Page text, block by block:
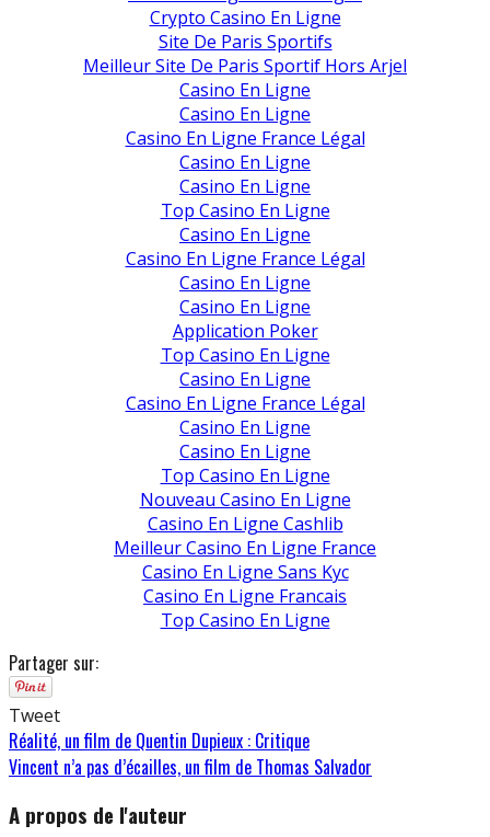
Crypto Casino En Ligne
Site De Paris Sportifs
Meilleur Site De Paris Sportif Hors Arjel
Casino En Ligne
Casino En Ligne
Casino En Ligne France Légal
Casino En Ligne
Casino En Ligne
Top Casino En Ligne
Casino En Ligne
Casino En Ligne France Légal
Casino En Ligne
Casino En Ligne
Application Poker
Top Casino En Ligne
Casino En Ligne
Casino En Ligne France Légal
Casino En Ligne
Casino En Ligne
Top Casino En Ligne
Nouveau Casino En Ligne
Casino En Ligne Cashlib
Meilleur Casino En Ligne France
Casino En Ligne Sans Kyc
Casino En Ligne Francais
Top Casino En Ligne
Partager sur:
Tweet
Réalité, un film de Quentin Dupieux : Critique
Vincent n’a pas d’écailles, un film de Thomas Salvador
A propos de l'auteur